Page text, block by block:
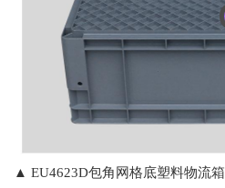
▲ EU4623D包角网格底塑料物流箱